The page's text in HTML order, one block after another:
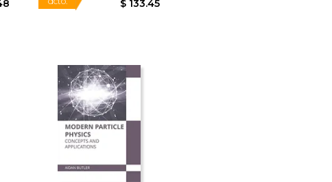
$ 36.96
$ 18.48
15%